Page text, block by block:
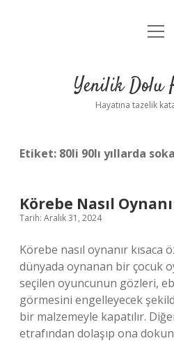
Anasayfa
Yasal
Yenilik Dolu
Hayatına tazelik
Etiket: 80li 90lı yıllarda
Körebe Nasıl
Tarih: Aralık 31, 2024
Körebe nasıl oynanır kısaca
dünyada oynanan bir çocuk
seçilen oyuncunun gözleri,
görmesini engelleyecek
bir malzemeyle kapatılır.
etrafından dolaşıp ona